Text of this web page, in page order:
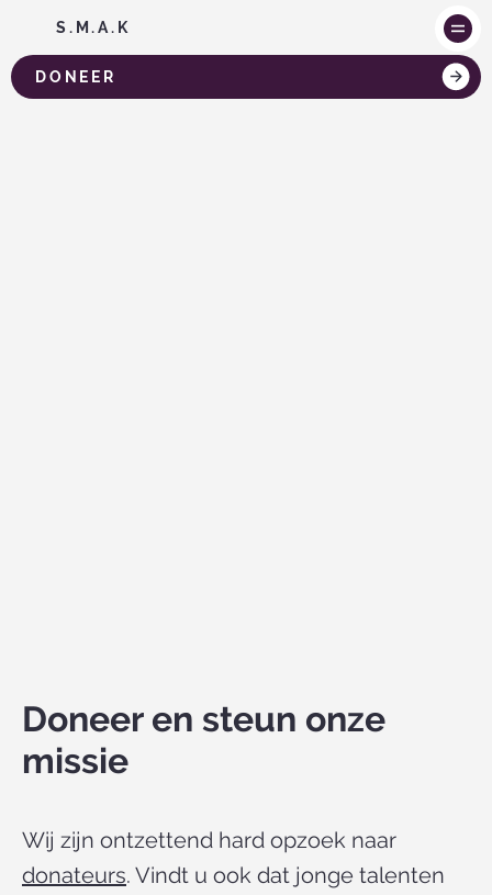
DONEER
S.M.A.K
Doneer en steun onze
missie
Wij zijn ontzettend hard opzoek naar
donateurs. Vindt u ook dat jonge talenten